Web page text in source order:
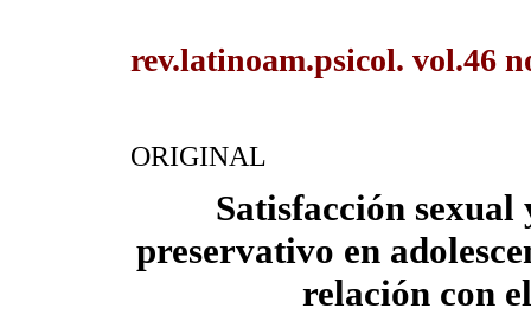
rev.latinoam.psicol. vol.46
ORIGINAL
Satisfacción sexual
preservativo en
relación con